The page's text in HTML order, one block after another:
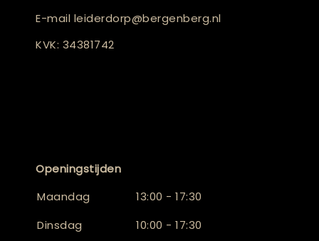
E-mail leiderdorp@bergenberg.nl
KVK: 34381742
Openingstijden
Maandag
13:00 - 17:30
Dinsdag
10:00 - 17:30